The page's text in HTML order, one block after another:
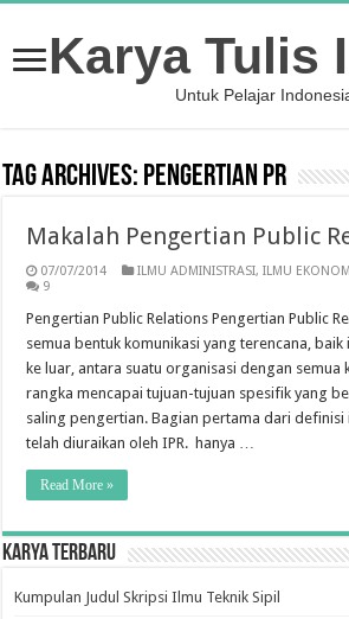
Karya Tulis
Untuk Pelajar
Tag Archives: Pengertian PR
Makalah Pengertian Public
07/07/2014 ILMU ADMINISTRASI,ILMU
9
Pengertian Public Relations Pengertian Public
semua bentuk komunikasi yang terencana,
ke luar, antara suatu organisasi dengan semua
rangka mencapai tujuan-tujuan spesifik yang
saling pengertian. Bagian pertama dari definisi
telah diuraikan oleh IPR. hanya …
Read More »
Karya Terbaru
Kumpulan Judul Skripsi Ilmu Teknik Sipil